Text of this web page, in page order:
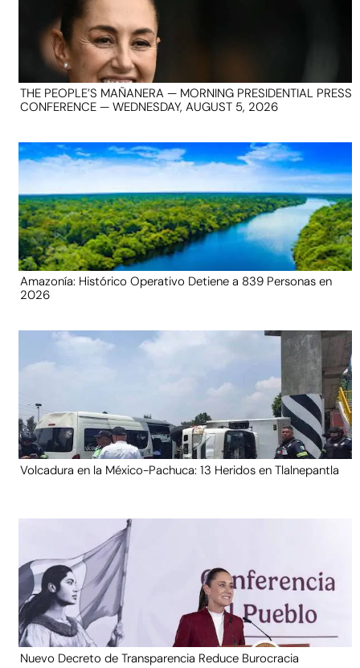
THE PEOPLE’S MAÑANERA — MORNING PRESIDENTIAL PRESS
CONFERENCE — WEDNESDAY, AUGUST 5, 2026
Amazonía: Histórico Operativo Detiene a 839 Personas en
2026
Volcadura en la México-Pachuca: 13 Heridos en Tlalnepantla
Nuevo Decreto de Transparencia Reduce Burocracia